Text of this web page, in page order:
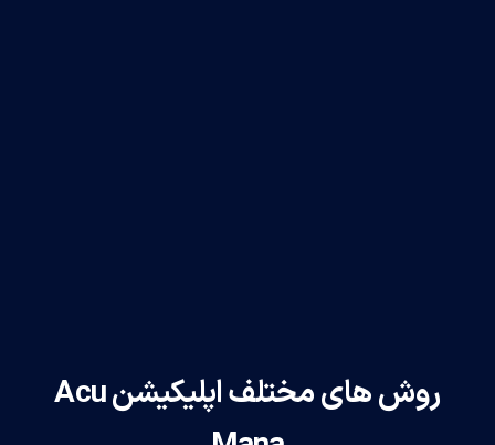
روش های مختلف اپلیکیشن Acu